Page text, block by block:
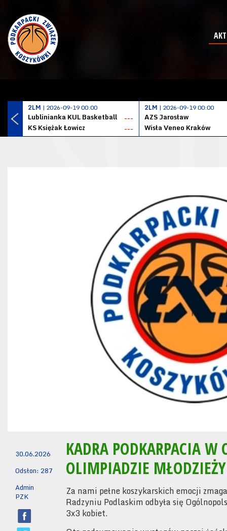
2LM | 2026-09-19 00:00
Lublinianka KUL Basketball
---
KS Księżak Łowicz
---
2LM | 2026-09-19 00:00
AZS Jarosław
Wisła Veneo Kraków
30.06.2026
Odsłon: 287
Admin
PZK
KADRA PODKARPACIA W
OLIMPIADZIE
Za nami pełne koszykarskich emocji
Radzyniu Podlaskim odbyła się
3x3 kobiet.